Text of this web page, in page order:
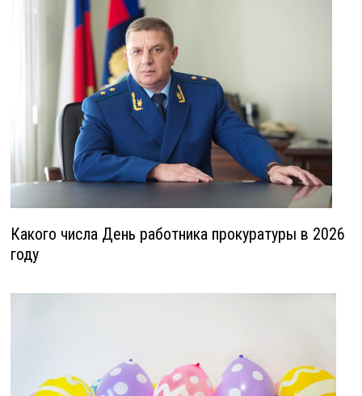
Какого числа День работника прокуратуры в 2026
году